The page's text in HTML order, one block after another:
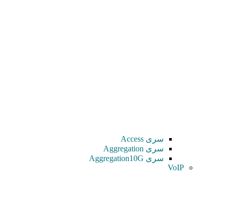
سری Access
سری Aggregation
سری Aggregation10G
VoIP